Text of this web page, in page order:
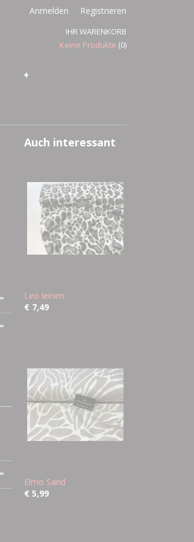
Anmelden Registrieren
IHR WARENKORB
Keine Produkte (0)
+
Auch interessant
Leo leinen
€ 7,49
Elmo Sand
€ 5,99